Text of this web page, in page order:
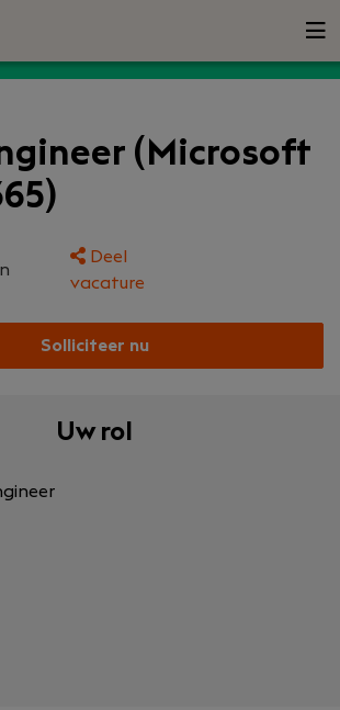
(Microsoft
Deel
vacature
Solliciteer nu
Uw rol